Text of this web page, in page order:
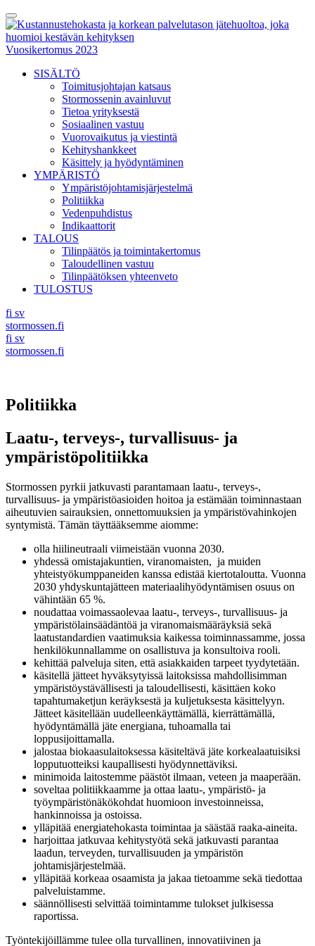
Skip
to
content
Toggle
Menu
Vuosikertomus 2023
SISÄLTÖ
Toimitusjohtajan katsaus
Stormossenin avainluvut
Tietoa yrityksestä
Sosiaalinen vastuu
Vuorovaikutus ja viestintä
Kehityshankkeet
Käsittely ja hyödyntäminen
YMPÄRISTÖ
Ympäristöjohtamisjärjestelmä
Politiikka
Vedenpuhdistus
Indikaattorit
TALOUS
Tilinpäätös ja toimintakertomus
Taloudellinen vastuu
Tilinpäätöksen yhteenveto
TULOSTUS
fi sv
stormossen.fi
fi sv
stormossen.fi
Politiikka
Laatu-, terveys-, turvallisuus- ja
ympäristöpolitiikka
Stormossen pyrkii jatkuvasti parantamaan laatu-, terveys-,
turvallisuus- ja ympäristöasioiden hoitoa ja estämään toiminnastaan
aiheutuvien sairauksien, onnettomuuksien ja ympäristövahinkojen
syntymistä. Tämän täyttääksemme aiomme:
olla hiilineutraali viimeistään vuonna 2030.
yhdessä omistajakuntien, viranomaisten, ja muiden
yhteistyökumppaneiden kanssa edistää kiertotaloutta. Vuonna
2030 yhdyskuntajätteen materiaalihyödyntämisen osuus on
vähintään 65 %.
noudattaa voimassaolevaa laatu-, terveys-, turvallisuus- ja
ympäristölainsäädäntöä ja viranomaismääräyksiä sekä
laatustandardien vaatimuksia kaikessa toiminnassamme, jossa
henkilökunnallamme on osallistuva ja konsultoiva rooli.
kehittää palveluja siten, että asiakkaiden tarpeet tyydytetään.
käsitellä jätteet hyväksytyissä laitoksissa mahdollisimman
ympäristöystävällisesti ja taloudellisesti, käsittäen koko
tapahtumaketjun keräyksestä ja kuljetuksesta käsittelyyn.
Jätteet käsitellään uudelleenkäyttämällä, kierrättämällä,
hyödyntämällä jäte energiana, tuhoamalla tai
loppusijoittamalla.
jalostaa biokaasulaitoksessa käsiteltävä jäte korkealaatuisiksi
lopputuotteiksi kaupallisesti hyödynnettäviksi.
minimoida laitostemme päästöt ilmaan, veteen ja maaperään.
soveltaa politiikkaamme ja ottaa laatu-, ympäristö- ja
työympäristönäkökohdat huomioon investoinneissa,
hankinnoissa ja ostoissa.
ylläpitää energiatehokasta toimintaa ja säästää raaka-aineita.
harjoittaa jatkuvaa kehitystyötä sekä jatkuvasti parantaa
laadun, terveyden, turvallisuuden ja ympäristön
johtamisjärjestelmää.
ylläpitää korkeaa osaamista ja jakaa tietoamme sekä tiedottaa
palveluistamme.
säännöllisesti selvittää toimintamme tulokset julkisessa
raportissa.
Työntekijöillämme tulee olla turvallinen, innovatiivinen ja